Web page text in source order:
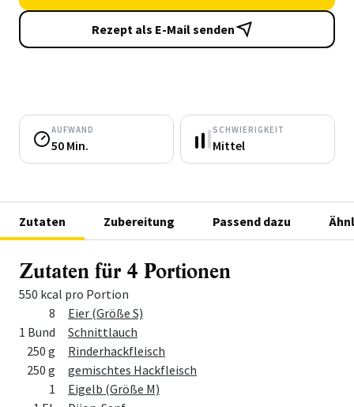
Rezept als E-Mail senden
AUFWAND
50 Min.
SCHWIERIGKEIT
Mittel
Zutaten Zubereitung Passend dazu
Zutaten für 4 Portionen
550 kcal pro Portion
Menge Zutat
8
Eier (Größe S)
1 Bund
Schnittlauch
250 g
Rinderhackfleisch
250 g
gemischtes Hackfleisch
1
Eigelb (Größe M)